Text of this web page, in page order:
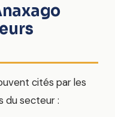
cités par les
du secteur :